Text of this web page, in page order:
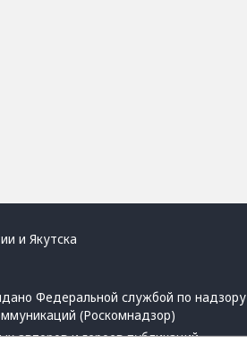
и Якутска
Федеральной службой по надзору
(Роскомнадзор)
авторов и героев публикаций.